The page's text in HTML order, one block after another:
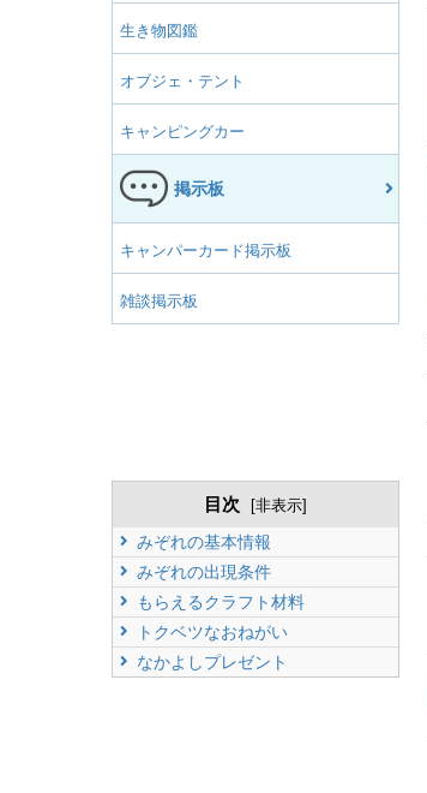
生き物図鑑
オブジェ・テント
キャンピングカー
掲示板
キャンパーカード掲示板
雑談掲示板
目次 [非表示]
みぞれの基本情報
みぞれの出現条件
もらえるクラフト材料
トクベツなおねがい
なかよしプレゼント